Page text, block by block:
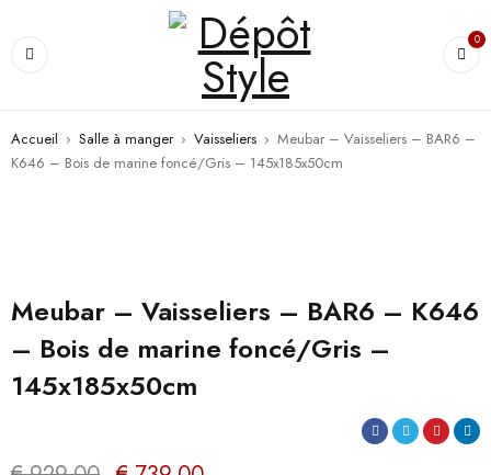
0
Accueil › Salle à manger › Vaisseliers › Meubar – Vaisseliers – BAR6 –
K646 – Bois de marine foncé/Gris – 145x185x50cm
Meubar – Vaisseliers – BAR6 – K646
– Bois de marine foncé/Gris –
145x185x50cm